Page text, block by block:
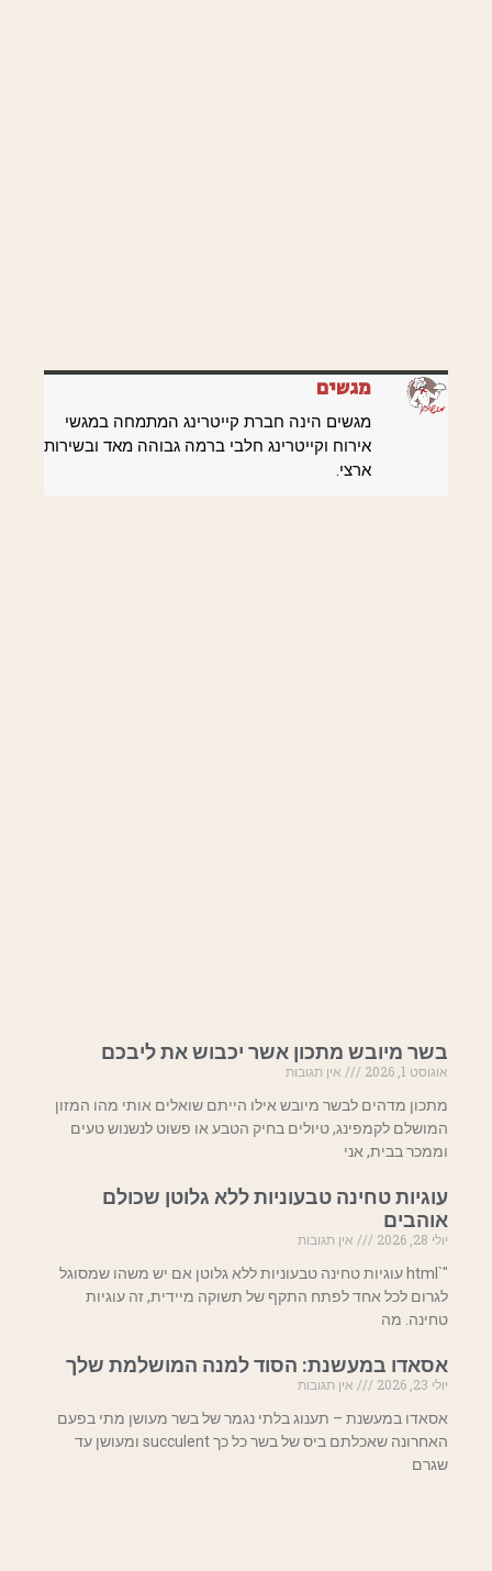
מגשים
מגשים הינה חברת קייטרינג המתמחה במגשי
אירוח וקייטרינג חלבי ברמה גבוהה מאד ובשירות
ארצי.
בשר מיובש מתכון אשר יכבוש את ליבכם
אוגוסט 1, 2026
אין תגובות
מתכון מדהים לבשר מיובש אילו הייתם שואלים אותי מהו המזון
המושלם לקמפינג, טיולים בחיק הטבע או פשוט לנשנוש טעים
וממכר בבית, אני
עוגיות טחינה טבעוניות ללא גלוטן שכולם
אוהבים
יולי 28, 2026
אין תגובות
"`html עוגיות טחינה טבעוניות ללא גלוטן אם יש משהו שמסוגל
לגרום לכל אחד לפתח התקף של תשוקה מיידית, זה עוגיות
טחינה. מה
אסאדו במעשנת: הסוד למנה המושלמת שלך
יולי 23, 2026
אין תגובות
אסאדו במעשנת – תענוג בלתי נגמר של בשר מעושן מתי בפעם
האחרונה שאכלתם ביס של בשר כל כך succulent ומעושן עד
שגרם